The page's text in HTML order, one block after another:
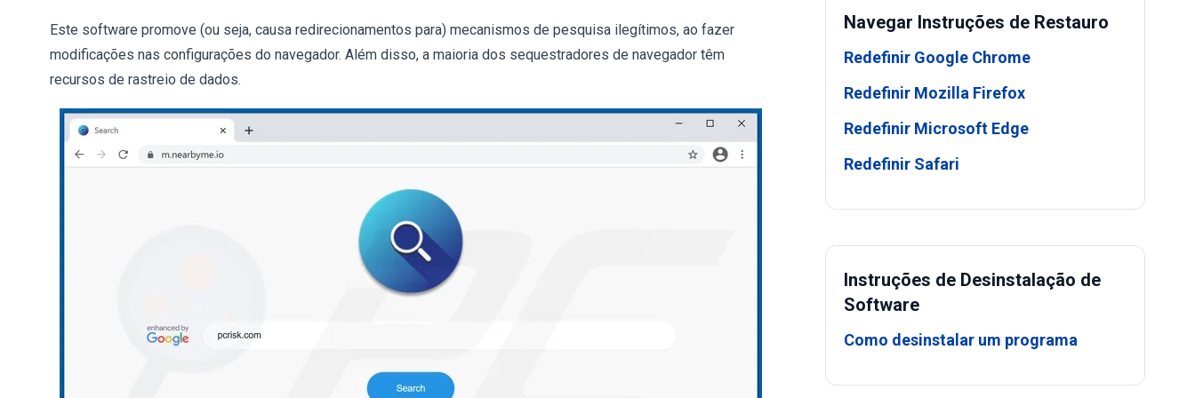
Este software promove (ou seja, causa redirecionamentos para) mecanismos de pesquisa ilegítimos, ao fazer
modificações nas configurações do navegador. Além disso, a maioria dos sequestradores de navegador têm
recursos de rastreio de dados.
Navegar Instruções de Restauro
Redefinir Google Chrome
Redefinir Mozilla Firefox
Redefinir Microsoft Edge
Redefinir Safari
Instruções de Desinstalação de
Software
Como desinstalar um programa